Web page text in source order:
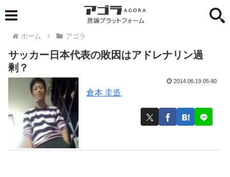
ホーム アゴラ
サッカー日本代表の敗因はアドレナリン過
剰？
倉本 圭造
2014.06.19 05:40